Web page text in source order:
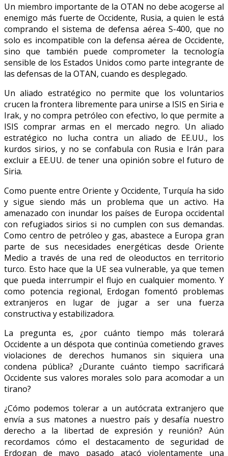
Un miembro importante de la OTAN no debe acogerse al
enemigo más fuerte de Occidente, Rusia, a quien le está
comprando el sistema de defensa aérea S-400, que no
solo es incompatible con la defensa aérea de Occidente,
sino que también puede comprometer la tecnología
sensible de los Estados Unidos como parte integrante de
las defensas de la OTAN, cuando es desplegado.
Un aliado estratégico no permite que los voluntarios
crucen la frontera libremente para unirse a ISIS en Siria e
Irak, y no compra petróleo con efectivo, lo que permite a
ISIS comprar armas en el mercado negro. Un aliado
estratégico no lucha contra un aliado de EE.UU., los
kurdos sirios, y no se confabula con Rusia e Irán para
excluir a EE.UU. de tener una opinión sobre el futuro de
Siria.
Como puente entre Oriente y Occidente, Turquía ha sido
y sigue siendo más un problema que un activo. Ha
amenazado con inundar los países de Europa occidental
con refugiados sirios si no cumplen con sus demandas.
Como centro de petróleo y gas, abastece a Europa gran
parte de sus necesidades energéticas desde Oriente
Medio a través de una red de oleoductos en territorio
turco. Esto hace que la UE sea vulnerable, ya que temen
que pueda interrumpir el flujo en cualquier momento. Y
como potencia regional, Erdogan fomentó problemas
extranjeros en lugar de jugar a ser una fuerza
constructiva y estabilizadora.
La pregunta es, ¿por cuánto tiempo más tolerará
Occidente a un déspota que continúa cometiendo graves
violaciones de derechos humanos sin siquiera una
condena pública? ¿Durante cuánto tiempo sacrificará
Occidente sus valores morales solo para acomodar a un
tirano?
¿Cómo podemos tolerar a un autócrata extranjero que
envía a sus matones a nuestro país y desafía nuestro
derecho a la libertad de expresión y reunión? Aún
recordamos cómo el destacamento de seguridad de
Erdogan de mayo pasado atacó violentamente una